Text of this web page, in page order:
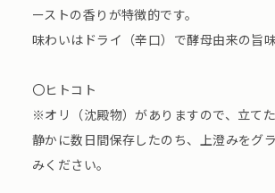
ーストの香りが特徴的です。
味わいはドライ（辛口）で酵母由来の旨味
〇ヒトコト
※オリ（沈殿物）がありますので、立て
静かに数日間保存したのち、上澄みをグ
みください。